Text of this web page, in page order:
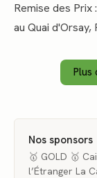
Remise des Prix
au Quai d'Orsay,
Plus
Nos sponsors
🥇 GOLD 🥇
l’Étranger La